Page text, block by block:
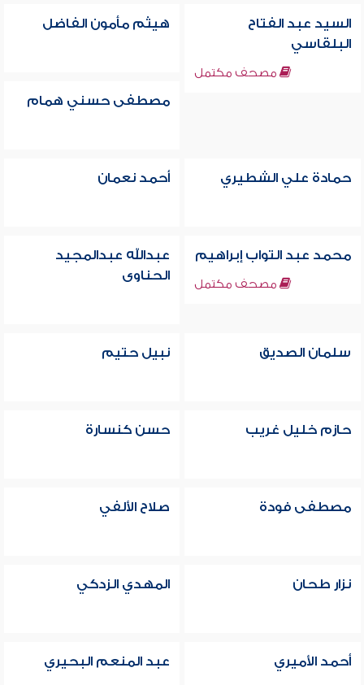
السيد عبد الفتاح
البلقاسي
مصحف مكتمل
هيثم مأمون الفاضل
مصطفى حسني همام
حمادة علي الشطيري أحمد نعمان
محمد عبد التواب إبراهيم
مصحف مكتمل
عبدالله عبدالمجيد
الحناوى
سلمان الصديق نبيل حتيم
حازم خليل غريب حسن كنسارة
مصطفى فودة صلاح الألفي
نزار طحان المهدي الزدكي
أحمد الأميري عبد المنعم البحيري